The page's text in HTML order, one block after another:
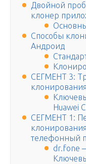
Двойной
клонер
Способы
Андроид
СЕГМЕНТ 3:
Huawei
СЕГМЕНТ 1:
телефонный
dr.fone